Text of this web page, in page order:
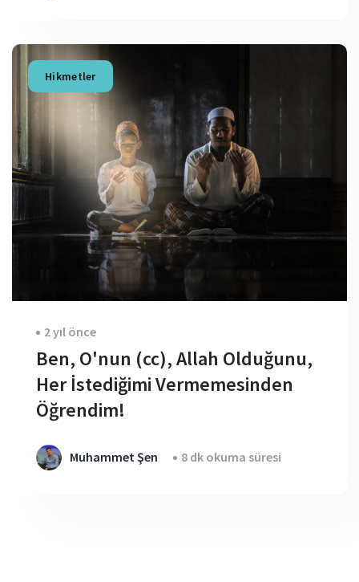
Hikmetler
2 yıl önce
Ben, O'nun (cc), Allah Olduğunu,
Her İstediğimi Vermemesinden
Öğrendim!
Muhammet Şen 8 dk okuma süresi